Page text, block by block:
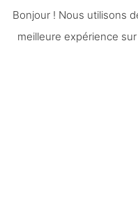
Bonjour ! Nous utilisons
meilleure expérience